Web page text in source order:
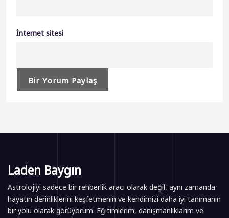
İnternet sitesi
Laden Baygın
Astrolojiyi sadece bir rehberlik aracı olarak değil, aynı zamanda
hayatın derinliklerini keşfetmenin ve kendimizi daha iyi tanımanın
bir yolu olarak görüyorum. Eğitimlerim, danışmanlıklarım ve